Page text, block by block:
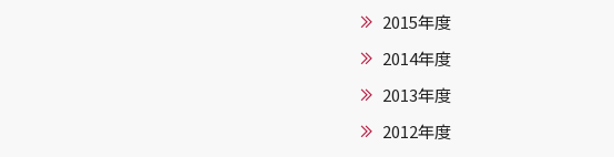
2015年度
2014年度
2013年度
2012年度